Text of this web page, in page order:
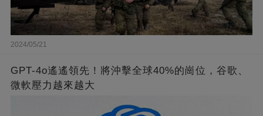
2024/05/21
GPT-4o遙遙領先！將沖擊全球40%的崗位，谷歌、
微軟壓力越來越大